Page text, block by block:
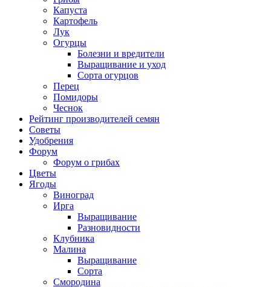
Капуста
Картофель
Лук
Огурцы
Болезни и вредители
Выращивание и уход
Сорта огурцов
Перец
Помидоры
Чеснок
Рейтинг производителей семян
Советы
Удобрения
Форум
Форум о грибах
Цветы
Ягоды
Виноград
Ирга
Выращивание
Разновидности
Клубника
Малина
Выращивание
Сорта
Смородина